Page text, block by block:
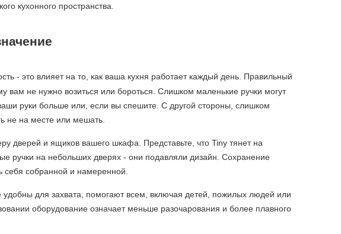
кухонного пространства.
- это влияет на то, как ваша кухня работает каждый день. Правильный
вам не нужно возиться или бороться. Слишком маленькие ручки могут
руки больше или, если вы спешите. С другой стороны, слишком
не на месте или мешать.
дверей и ящиков вашего шкафа. Представьте, что Tiny тянет на
ручки на небольших дверях - они подавляли дизайн. Сохранение
себя собранной и намеренной.
удобны для захвата, помогают всем, включая детей, пожилых людей или
оборудование означает меньше разочарования и более плавного